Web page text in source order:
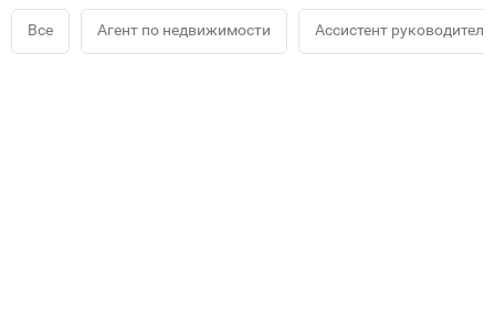
Все Агент по недвижимости Ассистент руководителя